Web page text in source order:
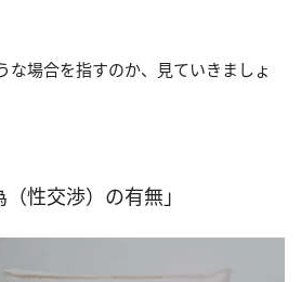
な場合を指すのか、見ていきましょ
性交渉）の有無」